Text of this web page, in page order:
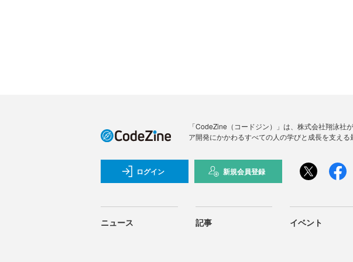
「CodeZine（コードジン）」は、株式会社翔泳
ア開発にかかわるすべての人の学びと成長を支える
ログイン 新規会員登録
ニュース 記事 イベント